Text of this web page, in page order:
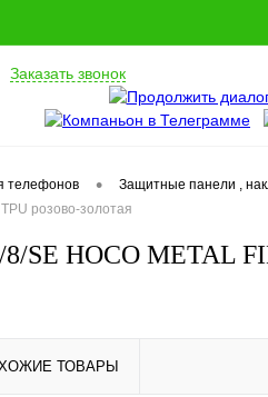
Заказать звонок
телефонов •
Защитные панели ,
розово-золотая
SE HOCO METAL
ТОВАРЫ